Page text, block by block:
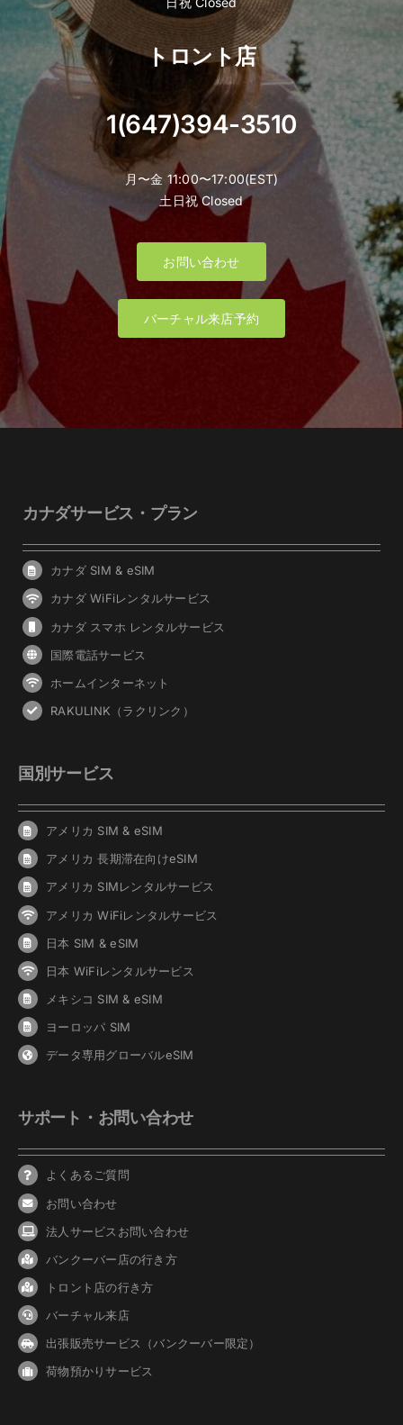
トロント店
1(647)394-3510
月〜金 11:00〜17:00(EST)
土日祝 Closed
お問い合わせ
バーチャル来店予約
カナダサービス・プラン
カナダ SIM & eSIM
カナダ WiFiレンタルサービス
カナダ スマホ レンタルサービス
国際電話サービス
ホームインターネット
RAKULINK（ラクリンク）
国別サービス
アメリカ SIM & eSIM
アメリカ 長期滞在向けeSIM
アメリカ SIMレンタルサービス
アメリカ WiFiレンタルサービス
日本 SIM & eSIM
日本 WiFiレンタルサービス
メキシコ SIM & eSIM
ヨーロッパ SIM
データ専用グローバルeSIM
サポート・お問い合わせ
よくあるご質問
お問い合わせ
法人サービスお問い合わせ
バンクーバー 店の行き方
トロント店の行き方
バーチャル来店
出張販売サービス（バンクーバー限定）
荷物預かりサービス